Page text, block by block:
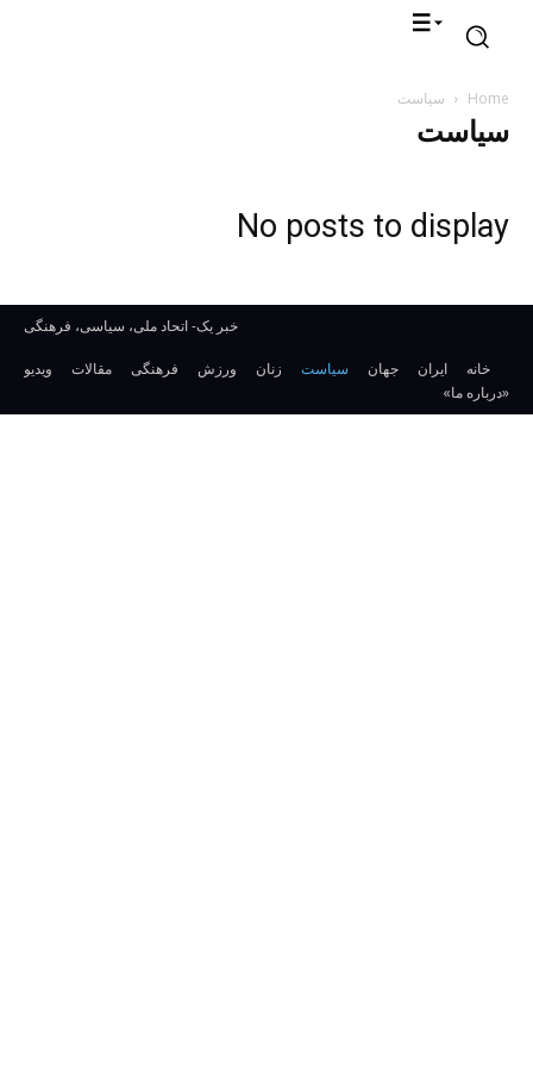
Home سیاست
سیاست
No posts to display
خبر یک- اتحاد ملی، سیاسی، فرهنگی
خانه ایران جهان سیاست زنان ورزش فرهنگی مقالات
ویدیو
«درباره ما»